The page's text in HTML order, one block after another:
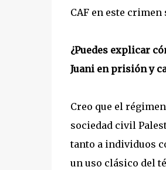
CAF en este
¿Puedes explicar
Juani en prisión y
Creo que el
sociedad civil
tanto a individuos
un uso clásico del